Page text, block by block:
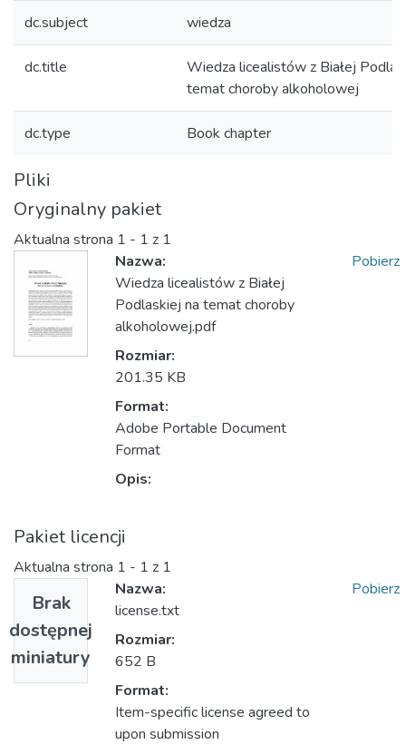
dc.subject wiedza
dc.title
Wiedza licealistów z Białej
temat choroby alkoholowej
dc.type Book chapter
Pliki
Oryginalny pakiet
Aktualna strona 1 - 1 z 1
Nazwa:
Wiedza licealistów z Białej
Podlaskiej na temat choroby
alkoholowej.pdf
Rozmiar:
201.35 KB
Format:
Adobe Portable Document
Format
Opis:
Pobierz
Pakiet licencji
Aktualna strona 1 - 1 z 1
Brak
dostępnej
miniatury
Nazwa:
license.txt
Rozmiar:
652 B
Format:
Item-specific license agreed to
upon submission
Pobierz